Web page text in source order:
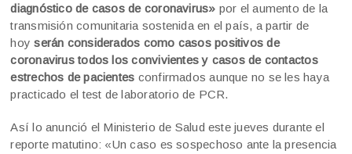
diagnóstico de casos de coronavirus» por el aumento de la
transmisión comunitaria sostenida en el país, a partir de
hoyserán considerados como casos positivos de
coronavirus todos los convivientes y casos de contactos
estrechos de pacientes confirmados aunque no se les haya
practicado el test de laboratorio de PCR.
Así lo anunció el Ministerio de Salud este jueves durante el
reporte matutino: «Un caso es sospechoso ante la presencia